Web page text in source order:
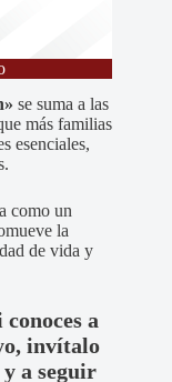
se suma a las
más familias
esenciales,
como un
la
de vida y
a
invítalo
a seguir